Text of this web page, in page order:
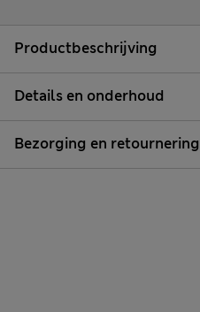
Productbeschrijving
Details en onderhoud
Bezorging en retournering